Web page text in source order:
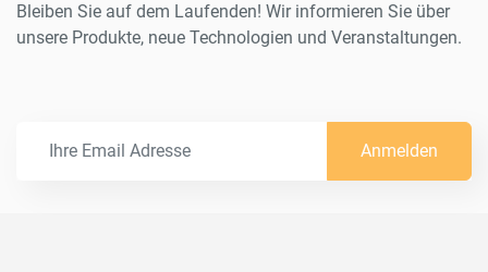
Bleiben Sie auf dem Laufenden! Wir informieren Sie über
unsere Produkte, neue Technologien und Veranstaltungen.
Anmelden